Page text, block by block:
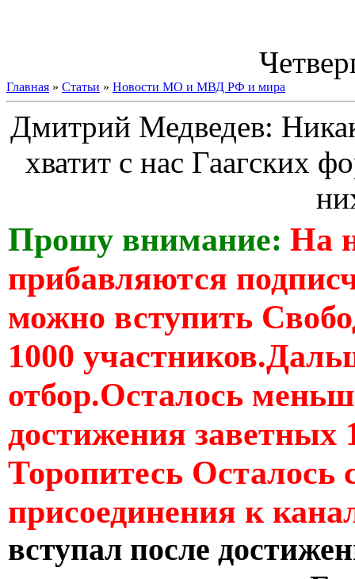
Главная » Статьи » Новости МО и МВД РФ и мира
Дмитрий Медведев:
хватит с нас Гаагских
Прошу внимание: На
прибавляются
можно вступить
1000
отбор.Осталось
достижения заветных
Торопитесь Осталось
присоединения к
вступал после